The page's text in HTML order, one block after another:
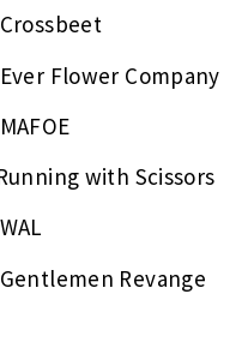
Flower Company
with Scissors
Revange